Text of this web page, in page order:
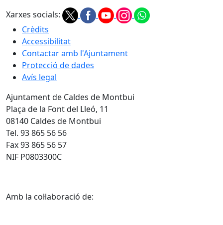
Xarxes socials:
Crèdits
Accessibilitat
Contactar amb l'Ajuntament
Protecció de dades
Avís legal
Ajuntament de Caldes de Montbui
Plaça de la Font del Lleó, 11
08140 Caldes de Montbui
Tel. 93 865 56 56
Fax 93 865 56 57
NIF P0803300C
Amb la col·laboració de: